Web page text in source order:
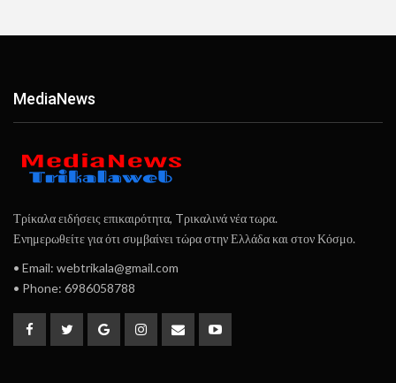
ΜediaΝews
Τρίκαλα ειδήσεις επικαιρότητα, Tρικαλινά νέα τωρα.
Ενημερωθείτε για ότι συμβαίνει τώρα στην Ελλάδα και στον Κόσμο.
• Email: webtrikala@gmail.com
• Phone: 6986058788